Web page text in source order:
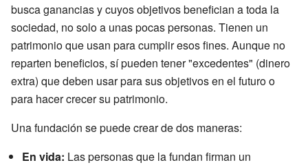
busca ganancias y cuyos objetivos benefician a toda la
sociedad, no solo a unas pocas personas. Tienen un
patrimonio que usan para cumplir esos fines. Aunque no
reparten beneficios, sí pueden tener "excedentes" (dinero
extra) que deben usar para sus objetivos en el futuro o
para hacer crecer su patrimonio.
Una fundación se puede crear de dos maneras:
En vida: Las personas que la fundan firman un